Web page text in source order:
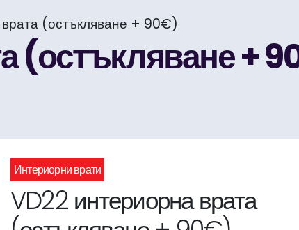
(остъкляване + 90€)
(остъкляване +
Интериорни врати
VD22 интериорна врата